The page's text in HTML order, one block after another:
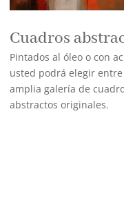
Cuadros
Pintados al óleo o con
usted podrá elegir
amplia galería de
abstractos originales.